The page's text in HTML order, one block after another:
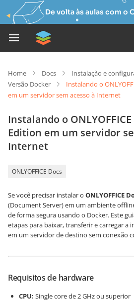
De volta às aulas com o
Home Docs Instalação e
Versão Docker
Instalando o
em um servidor sem acesso à Internet
Instalando o
Edition em um servidor
Internet
ONLYOFFICE Docs
Se você precisar instalar o ONLYOFFICE
(Document Server) em um ambiente
de forma segura usando o Docker. Este
etapas para baixar, transferir e carregar a
em um servidor de destino sem conexão
Requisitos de hardware
CPU: Single core de 2 GHz ou superior